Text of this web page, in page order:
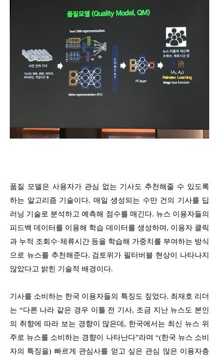
품질 모델은 사용자가 관심 없는 기사도 추천해줄 수 있도록
하는 알고리즘 기술이다. 매일 생성되는 수만 건의 기사를 딥
러닝 기술로 분석하고 예측해 점수를 매긴다. 뉴스 이용자들의
피드백 데이터를 이용해 학습 데이터를 생성하며, 이용자 클릭
과 누적 조회수·체류시간 등을 학습해 가중치를 부여하는 방식
으로 뉴스를 추천해준다. 검토위가 필터버블 현상이 나타나지
않았다고 밝힌 기술적 배경이다.
기사를 소비하는 한국 이용자들의 특징도 짚었다. 최재호 리더
는 “다른 나라 같은 경우 이틀 전 기사, 조금 지난 뉴스도 본인
의 취향에 따라 보는 경향이 많은데, 한국에서는 최신 뉴스 위
주로 뉴스를 소비하는 경향이 나타난다”라며 “(한국 뉴스 소비
자의 특징을) 빠르게 관심사를 얻고 싶은 관심 많은 이용자층